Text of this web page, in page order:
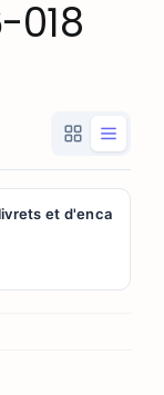
018
et d'encarts